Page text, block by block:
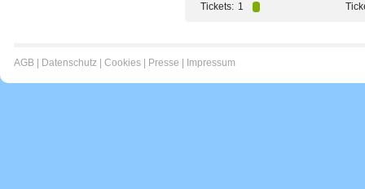
Tickets: 1
AGB Datenschutz Cookies Presse Impressum